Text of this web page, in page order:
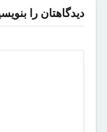
دیدگاهتان را